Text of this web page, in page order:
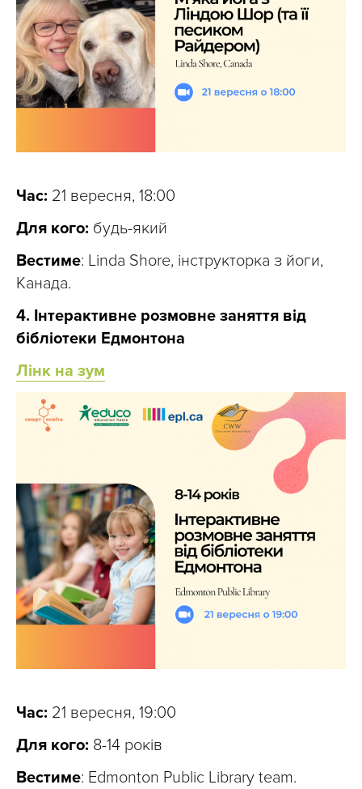
Час: 21 вересня, 18:00
Для кого: будь-який
Вестиме: Linda Shore, інструкторка з йоги,
Канада.
4. Інтерактивне розмовне заняття від
бібліотеки Едмонтона
Лінк на зум
Час: 21 вересня, 19:00
Для кого: 8-14 років
Вестиме: Edmonton Public Library team.